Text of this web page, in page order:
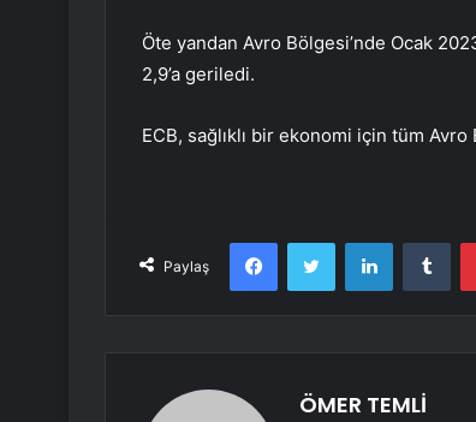
Öte yandan Avro Bölgesi’nde Ocak
2,9’a geriledi.
ECB, sağlıklı bir ekonomi için tüm
Paylaş
FacebookTwitter LinkedIn
ÖMER TEMLİ